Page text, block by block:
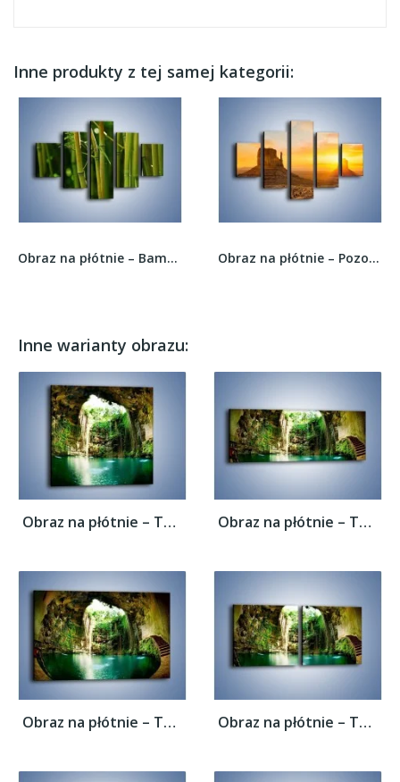
Inne produkty z tej samej kategorii:
Obraz na płótnie – Bambusowe łodygi z bliska –... Obraz na płótnie – Pozostałości po budowlach –...
Inne warianty obrazu:
Obraz na płótnie – Tunel z wodnym oczkiem... Obraz na płótnie – Tunel z wodnym oczkiem...
Obraz na płótnie – Tunel z wodnym oczkiem... Obraz na płótnie – Tunel z wodnym oczkiem...